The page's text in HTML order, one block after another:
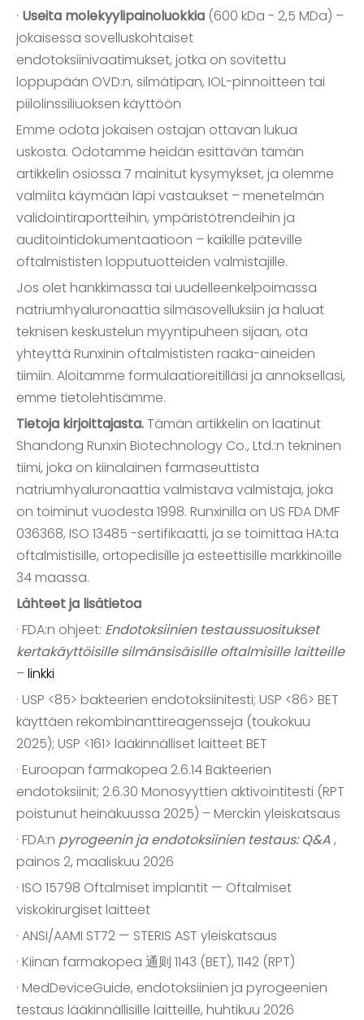
· Useita molekyylipainoluokkia (600 kDa - 2,5 MDa) –
jokaisessa sovelluskohtaiset
endotoksiinivaatimukset, jotka on sovitettu
loppupään OVD:n, silmätipan, IOL-pinnoitteen tai
piilolinssiliuoksen käyttöön
Emme odota jokaisen ostajan ottavan lukua
uskosta. Odotamme heidän esittävän tämän
artikkelin osiossa 7 mainitut kysymykset, ja olemme
valmiita käymään läpi vastaukset – menetelmän
validointiraportteihin, ympäristötrendeihin ja
auditointidokumentaatioon – kaikille päteville
oftalmististen lopputuotteiden valmistajille.
Jos olet hankkimassa tai uudelleenkelpoimassa
natriumhyaluronaattia silmäsovelluksiin ja haluat
teknisen keskustelun myyntipuheen sijaan, ota
yhteyttä Runxinin oftalmististen raaka-aineiden
tiimiin. Aloitamme formulaatioreitilläsi ja annoksellasi,
emme tietolehtisämme.
Tietoja kirjoittajasta.Tämän artikkelin on laatinut
Shandong Runxin Biotechnology Co., Ltd.:n tekninen
tiimi, joka on kiinalainen farmaseuttista
natriumhyaluronaattia valmistava valmistaja, joka
on toiminut vuodesta 1998. Runxinilla on US FDA DMF
036368, ISO 13485 -sertifikaatti, ja se toimittaa HA:ta
oftalmistisille, ortopedisille ja esteettisille markkinoille
34 maassa.
Lähteet ja lisätietoa
· FDA:n ohjeet: Endotoksiinien testaussuositukset
kertakäyttöisille silmänsisäisille oftalmisille laitteille
–linkki
· USP <85> bakteerien endotoksiinitesti; USP <86> BET
käyttäen rekombinanttireagensseja (toukokuu
2025); USP <161> lääkinnälliset laitteet BET
· Euroopan farmakopea 2.6.14 Bakteerien
endotoksiinit; 2.6.30 Monosyyttien aktivointitesti (RPT
poistunut heinäkuussa 2025) – Merckin yleiskatsaus
· FDA:n pyrogeenin ja endotoksiinien testaus: Q&A,
painos 2, maaliskuu 2026
· ISO 15798 Oftalmiset implantit — Oftalmiset
viskokirurgiset laitteet
· ANSI/AAMI ST72 — STERIS AST yleiskatsaus
· Kiinan farmakopea 通则 1143 (BET), 1142 (RPT)
· MedDeviceGuide, endotoksiinien ja pyrogeenien
testaus lääkinnällisille laitteille, huhtikuu 2026